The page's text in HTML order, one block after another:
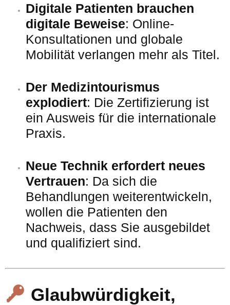
Digitale Patienten brauchen
digitale Beweise: Online-
Konsultationen und globale
Mobilität verlangen mehr als Titel.
Der Medizintourismus
explodiert: Die Zertifizierung ist
ein Ausweis für die internationale
Praxis.
Neue Technik erfordert neues
Vertrauen: Da sich die
Behandlungen weiterentwickeln,
wollen die Patienten den
Nachweis, dass Sie ausgebildet
und qualifiziert sind.
Glaubwürdigkeit,